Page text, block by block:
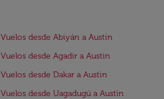
Vuelos desde Abiyán a Austin
Vuelos desde Agadir a Austin
Vuelos desde Dakar a Austin
Vuelos desde Uagadugú a Austin